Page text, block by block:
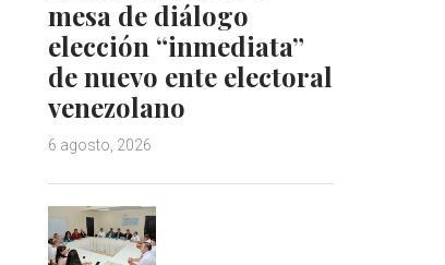
mesa de diálogo
elección “inmediata”
de nuevo ente electoral
venezolano
6 agosto, 2026